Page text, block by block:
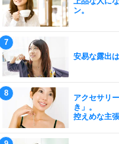
ン。
安易な露出
アクセサリ
き」。
控えめな主